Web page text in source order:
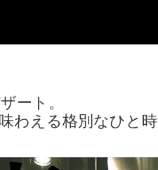
ート。
わえる格別なひと時